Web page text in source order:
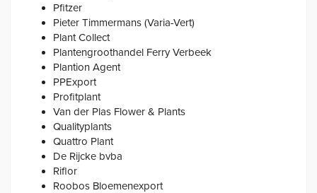
Pfitzer
Pieter Timmermans (Varia-Vert)
Plant Collect
Plantengroothandel Ferry Verbeek
Plantion Agent
PPExport
Profitplant
Van der Plas Flower & Plants
Qualityplants
Quattro Plant
De Rijcke bvba
Riflor
Roobos Bloemenexport